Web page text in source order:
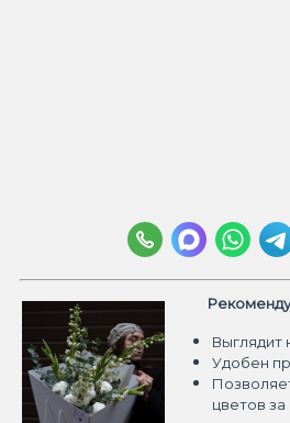
Выглядит
Удобен
цветов за